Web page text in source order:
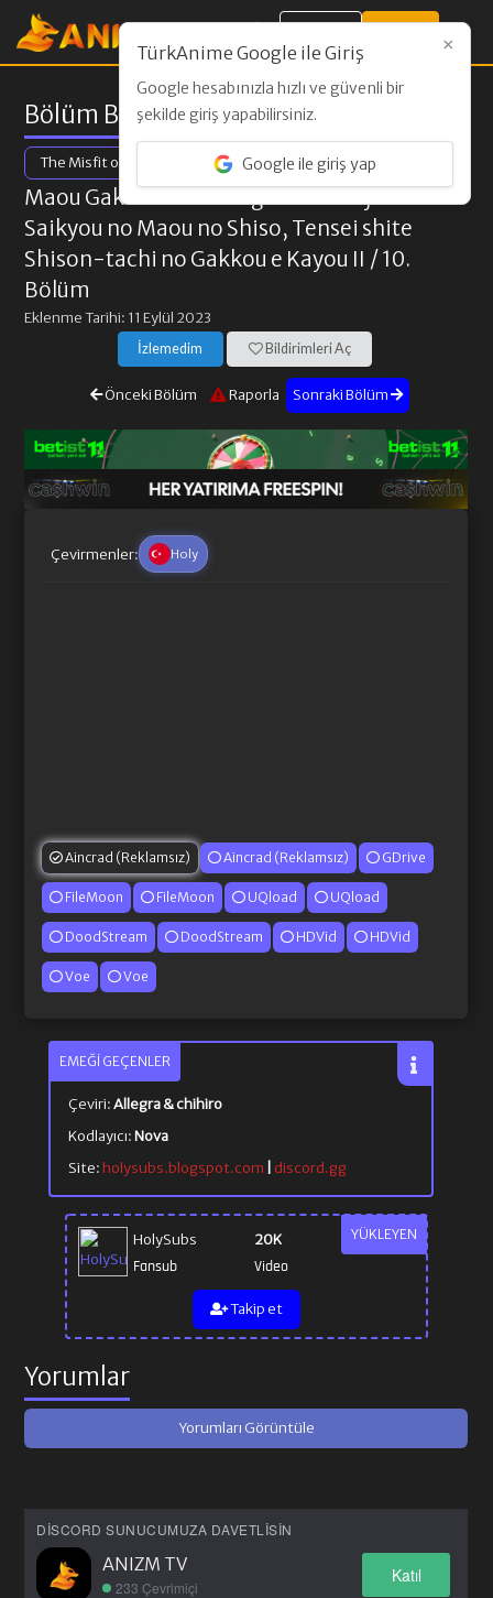
Bölüm Bilgileri
The Misfit of Demon King Academy Ⅱ
Maou Gakuin no Futekigousha: Shijou
Saikyou no Maou no Shiso, Tensei shite
Shison-tachi no Gakkou e Kayou II / 10.
Bölüm
Eklenme Tarihi: 11 Eylül 2023
İzlemedim Bildirimleri Aç
Önceki Bölüm Raporla Sonraki Bölüm
Çevirmenler: Holy
Aincrad (Reklamsız) Aincrad (Reklamsız) GDrive
FileMoon FileMoon UQload UQload
DoodStream DoodStream HDVid HDVid
Voe Voe
YÜKLEYEN
HolySubs
Fansub
20K
Video
Takip et
EMEĞI GEÇENLER
Çeviri:Allegra & chihiro
Kodlayıcı:Nova
Site:holysubs.blogspot.com discord.gg
Yorumlar
Yorumları Görüntüle
DISCORD SUNUCUMUZA DAVETLISIN
ANIZM TV
233 Çevrimiçi
Katıl
×
TürkAnime Google ile Giriş
Google hesabınızla hızlı ve güvenli bir
şekilde giriş yapabilirsiniz.
Google ile giriş yap